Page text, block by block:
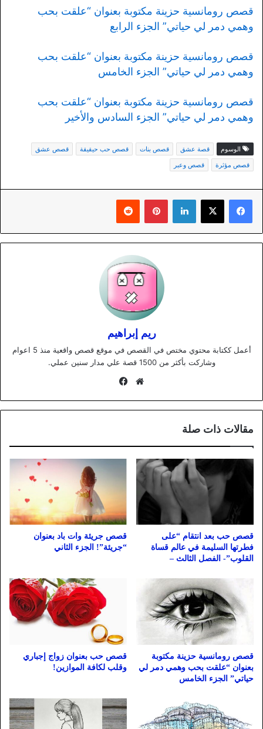
قصص رومانسية حزينة مكتوبة بعنوان “علقت بحب
وهمي دمر لي حياتي” الجزء الرابع
قصص رومانسية حزينة مكتوبة بعنوان “علقت بحب
وهمي دمر لي حياتي” الجزء الخامس
قصص رومانسية حزينة مكتوبة بعنوان “علقت بحب
وهمي دمر لي حياتي” الجزء السادس والأخير
الوسوم قصة عشق قصص بنات قصص حب حيقيقة
قصص عشق
قصص مؤثرة
قصص وعبر
لينكدإن بينتيريست
ريم إبراهيم
أعمل ككتابة محتوي مختص في القصص في موقع قصص واقعية منذ 5 اعوام
وشاركت بأكثر من 1500 قصة علي مدار سنين عملي.
موقع
مقالات ذات صلة
قصص حب بعد انتقام “على
فطرتها السليمة في عالم قساة
القلوب”- الفصل الثالث –
قصص جريئة وات باد بعنوان
“جريئة”! الجزء الثاني
قصص رومانسية حزينة مكتوبة
بعنوان “علقت بحب وهمي دمر لي
حياتي” الجزء الخامس
قصص حب بعنوان زواج إجباري
وقلب لكافة الموازين!